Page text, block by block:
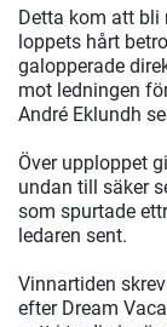
Detta kom att bli
loppets hårt
galopperade
mot ledningen
André Eklundh
Över upploppet
undan till säker
som spurtade
ledaren sent.
Vinnartiden
efter Dream